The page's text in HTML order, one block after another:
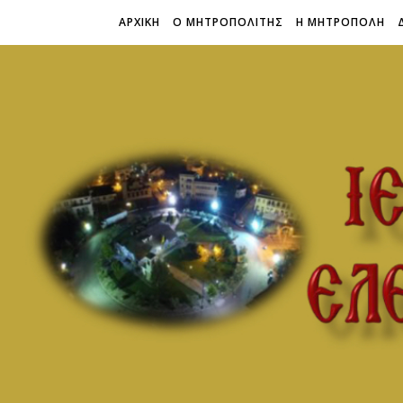
ΑΡΧΙΚΗ Ο ΜΗΤΡΟΠΟΛΙΤΗΣ Η ΜΗΤΡΟΠΟΛΗ